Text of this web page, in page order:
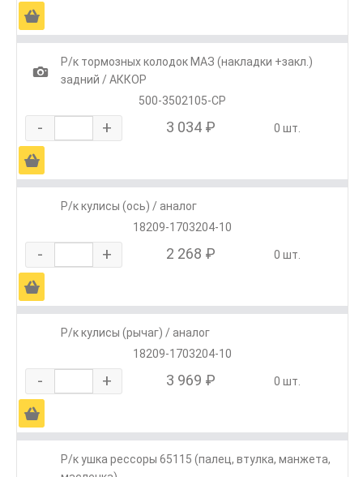
Ä
1
Р/к тормозных колодок МАЗ (накладки +закл.)
задний / АККОР
500-3502105-СР
- + 3 034 ₽ 0 шт.
Ä
Р/к кулисы (ось) / аналог
18209-1703204-10
- + 2 268 ₽ 0 шт.
Ä
Р/к кулисы (рычаг) / аналог
18209-1703204-10
- + 3 969 ₽ 0 шт.
Ä
Р/к ушка рессоры 65115 (палец, втулка, манжета,